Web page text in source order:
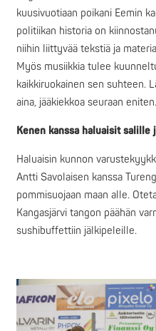
kuusivuotiaan poikani Eemin
politiikan historia on
niihin liittyvää tekstiä ja
Myös musiikkia tulee
kaikkiruokainen sen suhteen.
aina, jääkiekkoa seuraan eniten.
Kenen kanssa haluaisit salille
Haluaisin kunnon
Antti Savolaisen kanssa
pommisuojaan maan alle.
Kangasjärvi tangon päähän
sushibuffettiin jälkipeleille.